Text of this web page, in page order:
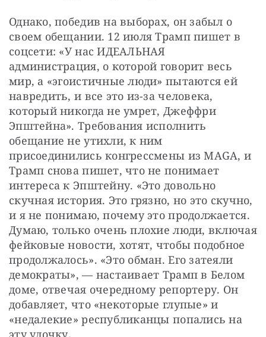
Однако, победив на выборах, он забыл о
своем обещании. 12 июля Трамп пишет в
соцсети: «У нас ИДЕАЛЬНАЯ
администрация, о которой говорит весь
мир, а «эгоистичные люди» пытаются ей
навредить, и все это из-за человека,
который никогда не умрет, Джеффри
Эпштейна». Требования исполнить
обещание не утихли, к ним
присоединились конгрессмены из MAGА, и
Трамп снова пишет, что не понимает
интереса к Эпштейну. «Это довольно
скучная история. Это грязно, но это скучно,
и я не понимаю, почему это продолжается.
Думаю, только очень плохие люди, включая
фейковые новости, хотят, чтобы подобное
продолжалось». «Это обман. Его затеяли
демократы», — настаивает Трамп в Белом
доме, отвечая очередному репортеру. Он
добавляет, что «некоторые глупые» и
«недалекие» республиканцы попались на